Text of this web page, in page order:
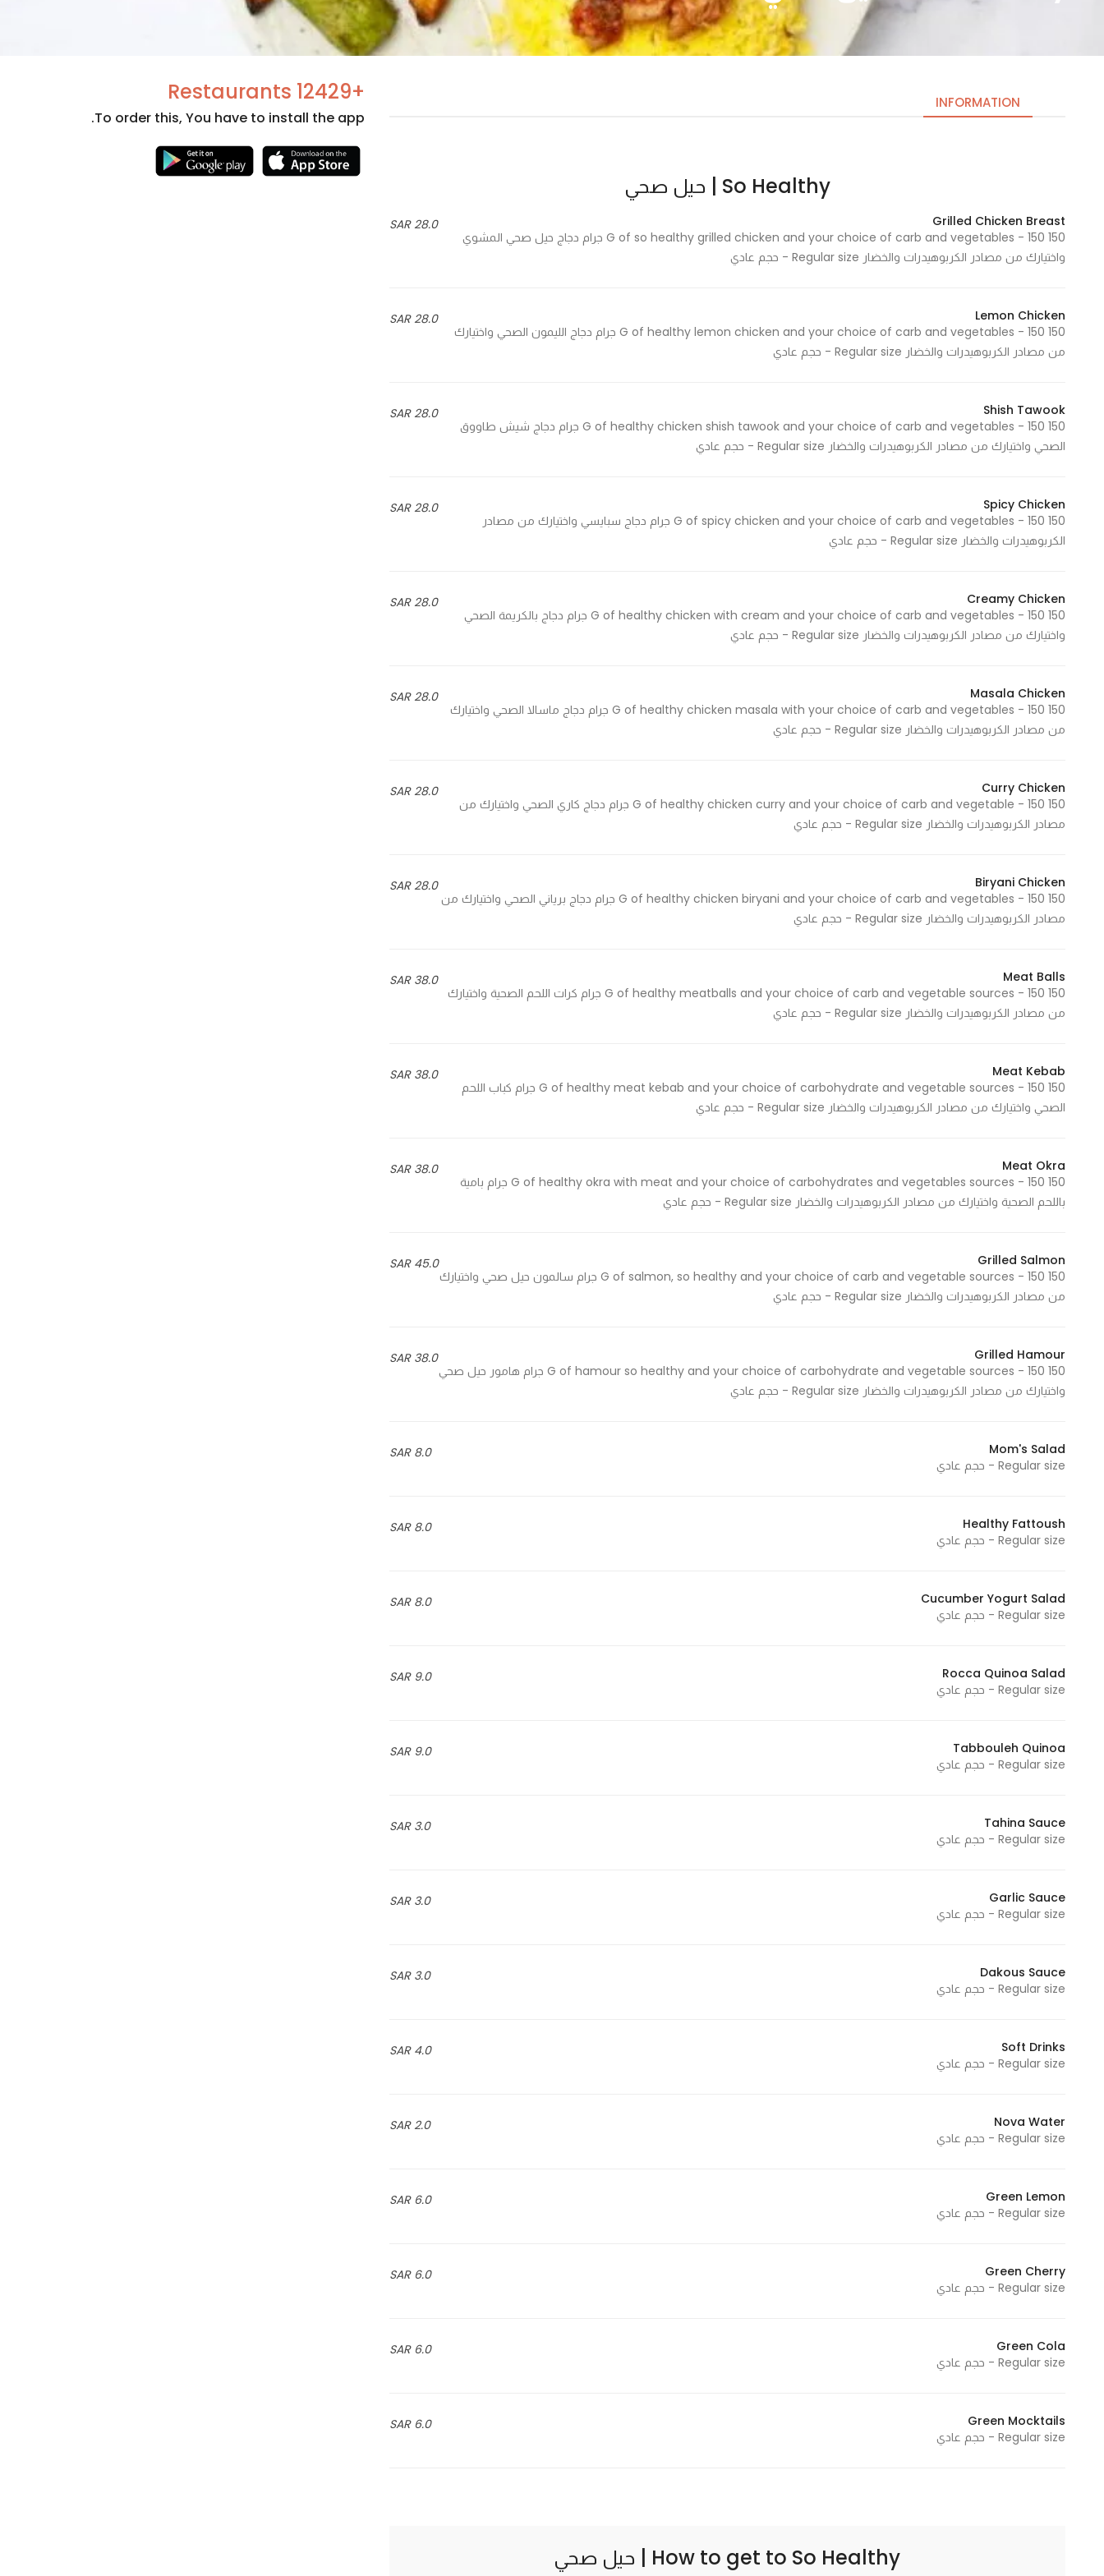
INFORMATION
So Healthy | حيل صحي
28.0 SAR
Grilled Chicken Breast
150 G of so healthy grilled chicken and your choice of carb and vegetables - 150 جرام دجاج حيل صحي المشوي
واختيارك من مصادر الكربوهيدرات والخضار Regular size - حجم عادي
28.0 SAR
Lemon Chicken
150 G of healthy lemon chicken and your choice of carb and vegetables - 150 جرام دجاج الليمون الصحي واختيارك
من مصادر الكربوهيدرات والخضار Regular size - حجم عادي
28.0 SAR
Shish Tawook
150 G of healthy chicken shish tawook and your choice of carb and vegetables - 150 جرام دجاج شيش طاووق
الصحي واختيارك من مصادر الكربوهيدرات والخضار Regular size - حجم عادي
28.0 SAR
Spicy Chicken
150 G of spicy chicken and your choice of carb and vegetables - 150 جرام دجاج سبايسي واختيارك من مصادر
الكربوهيدرات والخضار Regular size - حجم عادي
28.0 SAR
Creamy Chicken
150 G of healthy chicken with cream and your choice of carb and vegetables - 150 جرام دجاج بالكريمة الصحي
واختيارك من مصادر الكربوهيدرات والخضار Regular size - حجم عادي
28.0 SAR
Masala Chicken
150 G of healthy chicken masala with your choice of carb and vegetables - 150 جرام دجاج ماسالا الصحي واختيارك
من مصادر الكربوهيدرات والخضار Regular size - حجم عادي
28.0 SAR
Curry Chicken
150 G of healthy chicken curry and your choice of carb and vegetable - 150 جرام دجاج كاري الصحي واختيارك من
مصادر الكربوهيدرات والخضار Regular size - حجم عادي
28.0 SAR
Biryani Chicken
150 G of healthy chicken biryani and your choice of carb and vegetables - 150 جرام دجاج برياني الصحي واختيارك من
مصادر الكربوهيدرات والخضار Regular size - حجم عادي
38.0 SAR
Meat Balls
150 G of healthy meatballs and your choice of carb and vegetable sources - 150 جرام كرات اللحم الصحية واختيارك
من مصادر الكربوهيدرات والخضار Regular size - حجم عادي
38.0 SAR
Meat Kebab
150 G of healthy meat kebab and your choice of carbohydrate and vegetable sources - 150 جرام كباب اللحم
الصحي واختيارك من مصادر الكربوهيدرات والخضار Regular size - حجم عادي
38.0 SAR
Meat Okra
150 G of healthy okra with meat and your choice of carbohydrates and vegetables sources - 150 جرام بامية
باللحم الصحية واختيارك من مصادر الكربوهيدرات والخضار Regular size - حجم عادي
45.0 SAR
Grilled Salmon
150 G of salmon, so healthy and your choice of carb and vegetable sources - 150 جرام سالمون حيل صحي واختيارك
من مصادر الكربوهيدرات والخضار Regular size - حجم عادي
38.0 SAR
Grilled Hamour
150 G of hamour so healthy and your choice of carbohydrate and vegetable sources - 150 جرام هامور حيل صحي
واختيارك من مصادر الكربوهيدرات والخضار Regular size - حجم عادي
8.0 SAR
Mom's Salad
Regular size - حجم عادي
8.0 SAR
Healthy Fattoush
Regular size - حجم عادي
8.0 SAR
Cucumber Yogurt Salad
Regular size - حجم عادي
9.0 SAR
Rocca Quinoa Salad
Regular size - حجم عادي
9.0 SAR
Tabbouleh Quinoa
Regular size - حجم عادي
3.0 SAR
Tahina Sauce
Regular size - حجم عادي
3.0 SAR
Garlic Sauce
Regular size - حجم عادي
3.0 SAR
Dakous Sauce
Regular size - حجم عادي
4.0 SAR
Soft Drinks
Regular size - حجم عادي
2.0 SAR
Nova Water
Regular size - حجم عادي
6.0 SAR
Green Lemon
Regular size - حجم عادي
6.0 SAR
Green Cherry
Regular size - حجم عادي
6.0 SAR
Green Cola
Regular size - حجم عادي
6.0 SAR
Green Mocktails
Regular size - حجم عادي
How to get to So Healthy | حيل صحي
+12429 Restaurants
To order this, You have to install the app.
cookies
are not
optional.
for the
website to
Statistics
In order for
the
website's
functionality
based on
how the
Experience
to perform
possible
visit. If you
refuse
these
functionality
will
disappear
your
interests and
behavior as
increase the
chance of
seeing
offers.